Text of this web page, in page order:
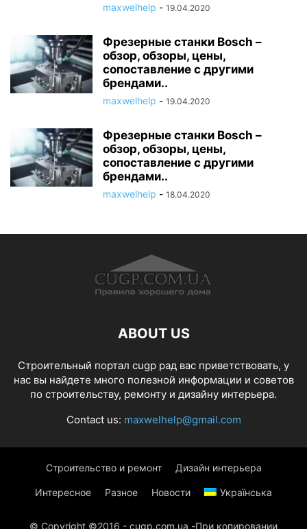
maxwelhelp - 19.04.2020
Фрезерные станки Bosch –
обзор, обзоры, цены,
сопоставление с другими
брендами..
maxwelhelp - 19.04.2020
Фрезерные станки Bosch –
обзор, обзоры, цены,
сопоставление с другими
брендами..
maxwelhelp - 18.04.2020
ABOUT US
Строительный портал cugp рад вас приветствовать, у
нас вы найдете много полезной информации и советов
по строительству, ремонту и дизайну интерьера.
Contact us: maxwelhelp@gmail.com
Строительство и ремонт Дизайн интерьера
Интересное Разное Новости Українська
© Copyright ©2016 - cugp.com.ua -При копировании